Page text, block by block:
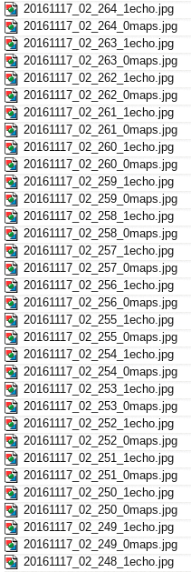
20161117_02_264_1echo.jpg
20161117_02_264_0maps.jpg
20161117_02_263_1echo.jpg
20161117_02_263_0maps.jpg
20161117_02_262_1echo.jpg
20161117_02_262_0maps.jpg
20161117_02_261_1echo.jpg
20161117_02_261_0maps.jpg
20161117_02_260_1echo.jpg
20161117_02_260_0maps.jpg
20161117_02_259_1echo.jpg
20161117_02_259_0maps.jpg
20161117_02_258_1echo.jpg
20161117_02_258_0maps.jpg
20161117_02_257_1echo.jpg
20161117_02_257_0maps.jpg
20161117_02_256_1echo.jpg
20161117_02_256_0maps.jpg
20161117_02_255_1echo.jpg
20161117_02_255_0maps.jpg
20161117_02_254_1echo.jpg
20161117_02_254_0maps.jpg
20161117_02_253_1echo.jpg
20161117_02_253_0maps.jpg
20161117_02_252_1echo.jpg
20161117_02_252_0maps.jpg
20161117_02_251_1echo.jpg
20161117_02_251_0maps.jpg
20161117_02_250_1echo.jpg
20161117_02_250_0maps.jpg
20161117_02_249_1echo.jpg
20161117_02_249_0maps.jpg
20161117_02_248_1echo.jpg